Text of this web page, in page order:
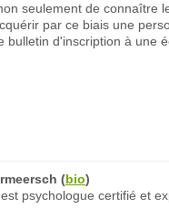
seulement de connaître
par ce biais une
bulletin d'inscription à une
(bio)
psychologue certifié et